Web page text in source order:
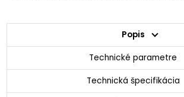
Popis
Technické parametre
Technická špecifikácia